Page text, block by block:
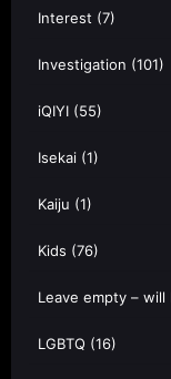
Interest (7)
Investigation (101)
iQIYI (55)
Isekai (1)
Kaiju (1)
Kids (76)
Leave empty –
LGBTQ (16)